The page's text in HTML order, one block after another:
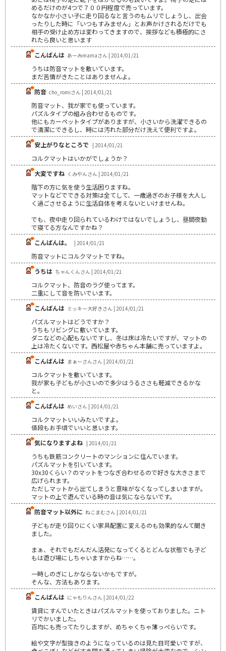
めるだけのが4つで７００円程度で売っています。
なかなか小さい子に走り回るなと言うのもムリでしょうし、出会
ったりした時に「いつもすみません」とお声かけされるだけでも
相手の受け止め方は変わってきますので、挨拶なども積極的にさ
れたら良いと思います
こんばんは あーみmamaさん | 2014/01/21
うちは防音マットを敷いています。
まだ苦情がきたことはありませんよ。
防音 cho_romiさん | 2014/01/21
防音マット、我が家でも使っています。
パズルタイプの組み合わせるものです。
他にもカーペットタイプがありますが、小さいから洗濯できるの
で清潔にできるし、時には汚れた部分だけ洗えて便利ですよ。
安上がりなところで | 2014/01/21
コルクマットはいかがでしょうか？
大変ですね くみやんさん | 2014/01/21
階下の方に気を使う生活困りますね。
マットなどでできる対策は全てして、一歳過ぎのお子様を大人し
く過ごさせるように生活自体を考えないといけませんね。
でも、夜中走り回られているわけではないでしょうし、昼間夜勤
で寝てる方なんですかね？
こんばんは。
| 2014/01/21
防音マットにコルクマットですね。
うちは ちゃんくんさん | 2014/01/21
コルクマット、防音のラグ使ってます。
二重にして音を防いでいます。
こんばんは ミッキー大好きさん | 2014/01/21
パズルマットはどうですか？
うちもリビングに敷いています。
ダニなどの心配もないですし、冬は床は冷たいですが、マットの
上は冷たくないです。西松屋や赤ちゃん本舗に売っていますよ。
こんばんは まぁーさんさん | 2014/01/21
コルクマットを敷いています。
我が家も子どもが小さいので多少はうるささも軽減できるかな
と。
こんばんは めいさん | 2014/01/21
コルクマットいいみたいですよ。
値段もお手頃でいいと思います。
気になりますよね | 2014/01/21
うちも鉄筋コンクリートのマンションに住んでいます。
パズルマットを引いています。
30x30くらい？のマットをつなぎ合わせるので好きな大きさまで
広げられます。
ただしマットから出てしまうと意味がなくなってしまいますが。
マットの上で遊んでいる時の音は気にならないです。
防音マット以外に ねこまむさん | 2014/01/21
子どもが走り回りにくい家具配置に変えるのも効果的なんて聞き
ました。
まぁ、それでもだんだん活発になってくるとどんな状態でも子ど
もは遊び場にしちゃいますからね……。
一時しのぎにしかならないかもですが。
そんな、方法もあります。
こんばんは にゃもりんさん | 2014/01/22
賃貸にすんでいたときはパズルマットを使っておりました。ニト
リでかいました。
百均にも売ってたりしますが、めちゃくちゃ薄っぺらいです。
絵や文字が型抜きのようになっているのは見た目可愛いですが、